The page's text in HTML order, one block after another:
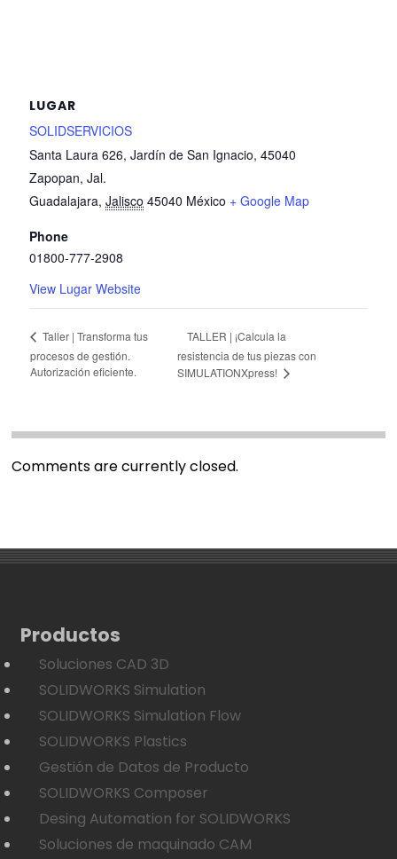
LUGAR
SOLIDSERVICIOS
Santa Laura 626, Jardín de San Ignacio, 45040
Zapopan, Jal.
Guadalajara, Jalisco 45040 México + Google Map
Phone
01800-777-2908
View Lugar Website
Taller | Transforma tus
procesos de gestión.
Autorización eficiente.
TALLER | ¡Calcula la
resistencia de tus piezas con
SIMULATIONXpress!
Comments are currently closed.
Productos
Soluciones CAD 3D
SOLIDWORKS Simulation
SOLIDWORKS Simulation Flow
SOLIDWORKS Plastics
Gestión de Datos de Producto
SOLIDWORKS Composer
Desing Automation for SOLIDWORKS
Soluciones de maquinado CAM